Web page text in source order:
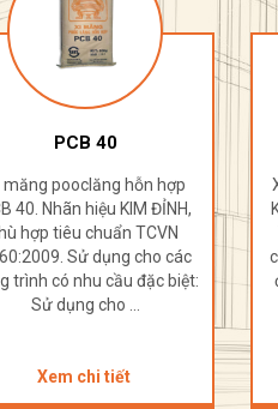
PCB 40
măng pooclăng hỗn hợp
40. Nhãn hiệu KIM ĐỈNH,
hợp tiêu chuẩn TCVN
Sử dụng cho các
trình có nhu cầu đặc biệt:
Sử dụng cho ...
Xem chi tiết